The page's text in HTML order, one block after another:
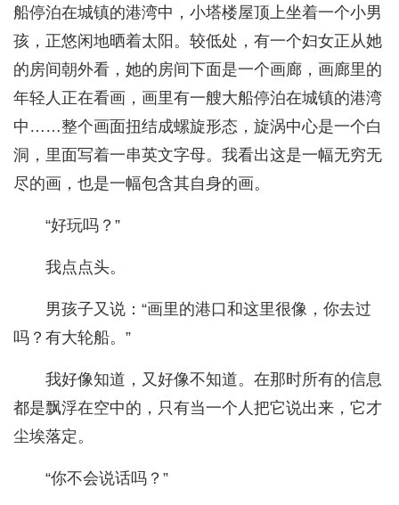
船停泊在城镇的港湾中，小塔楼屋顶上坐着一个小男
孩，正悠闲地晒着太阳。较低处，有一个妇女正从她
的房间朝外看，她的房间下面是一个画廊，画廊里的
年轻人正在看画，画里有一艘大船停泊在城镇的港湾
中……整个画面扭结成螺旋形态，旋涡中心是一个白
洞，里面写着一串英文字母。我看出这是一幅无穷无
尽的画，也是一幅包含其自身的画。
“好玩吗？”
我点点头。
男孩子又说：“画里的港口和这里很像，你去过
吗？有大轮船。”
我好像知道，又好像不知道。在那时所有的信息
都是飘浮在空中的，只有当一个人把它说出来，它才
尘埃落定。
“你不会说话吗？”